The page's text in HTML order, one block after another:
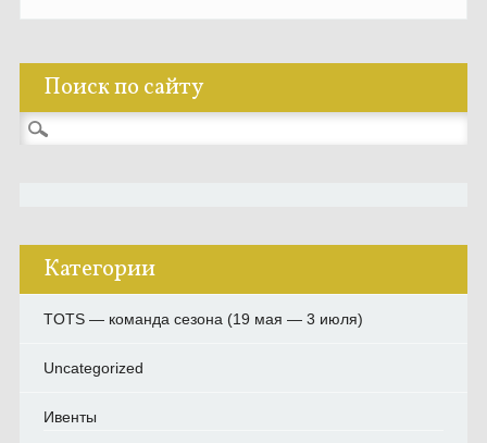
Поиск по сайту
Найти:
Категории
TOTS — команда сезона (19 мая — 3 июля)
Uncategorized
Ивенты